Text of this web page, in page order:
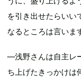
を引き出せたらいい
なるところは言いま
―浅野さんは自主レ
ち上げたきっかけは